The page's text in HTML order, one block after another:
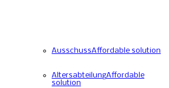
AusschussAffordable solution
AltersabteilungAffordable
solution